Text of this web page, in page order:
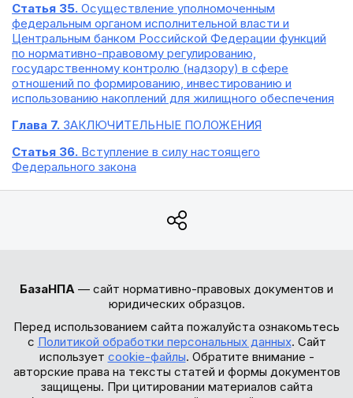
Статья 35. Осуществление уполномоченным
федеральным органом исполнительной власти и
Центральным банком Российской Федерации функций
по нормативно-правовому регулированию,
государственному контролю (надзору) в сфере
отношений по формированию, инвестированию и
использованию накоплений для жилищного обеспечения
Глава 7. ЗАКЛЮЧИТЕЛЬНЫЕ ПОЛОЖЕНИЯ
Статья 36. Вступление в силу настоящего
Федерального закона
БазаНПА — сайт нормативно-правовых документов и
юридических образцов.
Перед использованием сайта пожалуйста ознакомьтесь
с Политикой обработки персональных данных. Сайт
использует cookie-файлы. Обратите внимание -
авторские права на тексты статей и формы документов
защищены. При цитировании материалов сайта